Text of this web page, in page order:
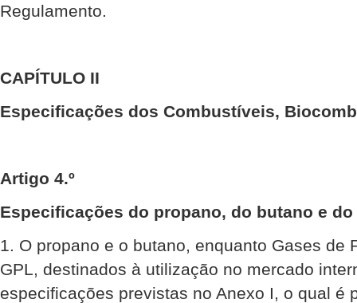
Regulamento.
CAPÍTULO II
Especificações dos Combustíveis,
Artigo 4.º
Especificações do propano, do butano e do
1. O propano e o butano, enquanto Gases de
GPL, destinados à utilização no mercado
especificações previstas no Anexo I, o qual é